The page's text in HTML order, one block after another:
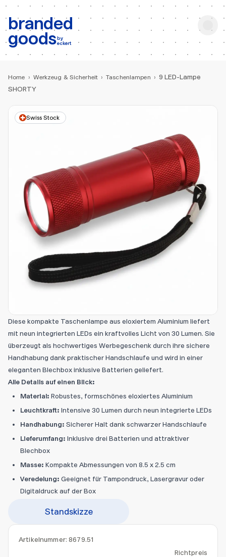
branded
goodsby
eckert
b: Produktsuche
Home › Werkzeug & Sicherheit › Taschenlampen › 9 LED-Lampe
SHORTY
Artikelnummer:8679.51
Richtpreis
Swiss Stock
Diese kompakte Taschenlampe aus eloxiertem Aluminium liefert
mit neun integrierten LEDs ein kraftvolles Licht von 30 Lumen. Sie
überzeugt als hochwertiges Werbegeschenk durch ihre sichere
Handhabung dank praktischer Handschlaufe und wird in einer
eleganten Blechbox inklusive Batterien geliefert.
Alle Details auf einen Blick:
Material: Robustes, formschönes eloxiertes Aluminium
Leuchtkraft: Intensive 30 Lumen durch neun integrierte LEDs
Handhabung: Sicherer Halt dank schwarzer Handschlaufe
Lieferumfang: Inklusive drei Batterien und attraktiver
Blechbox
Masse: Kompakte Abmessungen von 8.5 x 2.5 cm
Veredelung: Geeignet für Tampondruck, Lasergravur oder
Digitaldruck auf der Box
Standskizze